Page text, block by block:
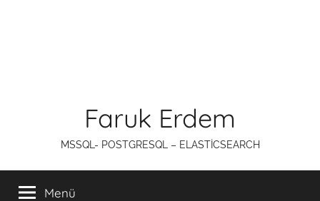
Faruk Erdem
MSSQL- POSTGRESQL – ELASTİCSEARCH
Menü